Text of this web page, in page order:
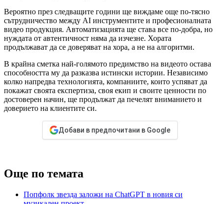
Вероятно през следващите години ще виждаме още по-тясно
сътрудничество между AI инструментите и професионалната
видео продукция. Автоматизацията ще става все по-добра, но
нуждата от автентичност няма да изчезне. Хората
продължават да се доверяват на хора, а не на алгоритми.
В крайна сметка най-голямото предимство на видеото остава
способността му да разказва истински истории. Независимо
колко напредва технологията, компаниите, които успяват да
покажат своята експертиза, своя екип и своите ценности по
достоверен начин, ще продължат да печелят вниманието и
доверието на клиентите си.
Добави в предпочитани в Google
Още по темата
Попфолк звезда заложи на ChatGPT в новия си